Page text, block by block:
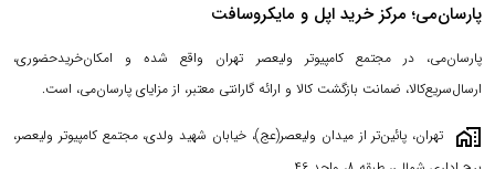
پارسان‌می؛ مرکز خرید اپل و مایکروسافت
پارسان‌می، در مجتمع کامپیوتر ولیعصر تهران واقع شده و امکان‌خریدحضوری،
ارسال‌سریع‌کالا، ضمانت بازگشت کالا و ارائه گارانتی معتبر، از مزایای پارسان‌می، است.
maps_home_work
تهران، پائین‌تر از میدان ولیعصر(عج)، خیابان شهید ولدی، مجتمع کامپیوتر ولیعصر،